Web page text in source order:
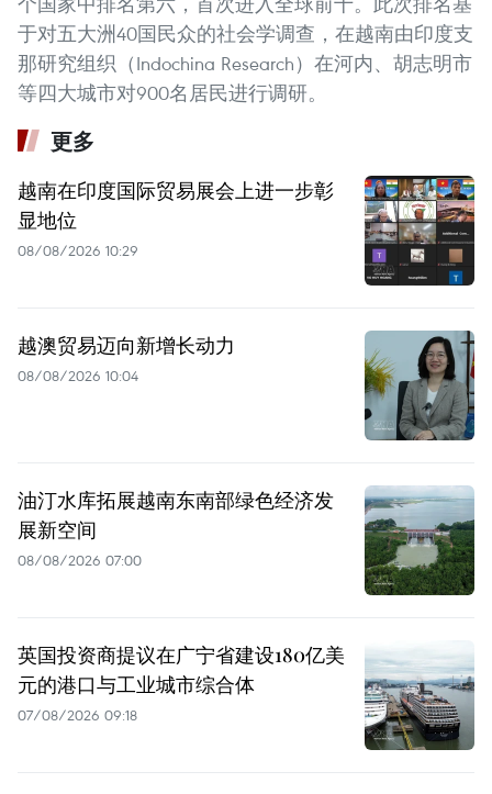
于对五大洲40国民众的社会学调查，在越南由印度支
那研究组织（Indochina Research）在河内、胡志明市
等四大城市对900名居民进行调研。
更多
越南在印度国际贸易展会上进一步彰
显地位
08/08/2026 10:29
越澳贸易迈向新增长动力
08/08/2026 10:04
油汀水库拓展越南东南部绿色经济发
展新空间
08/08/2026 07:00
英国投资商提议在广宁省建设180亿美
元的港口与工业城市综合体
07/08/2026 09:18